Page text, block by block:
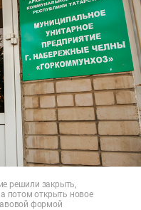
решили закрыть,
потом открыть новое
формой